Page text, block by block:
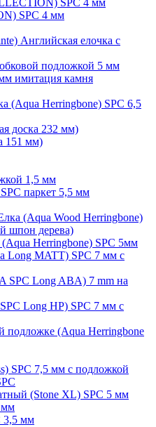
SPC 4 мм
SPC 4 мм
Английская елочка с
подложкой 5 мм
имитация камня
(Aqua Herringbone) SPC 6,5
доска 232 мм)
151 мм)
1,5 мм
паркет 5,5 мм
(Aqua Wood Herringbone)
шпон дерева)
Herringbone) SPC 5мм
Long MATT) SPC 7 мм с
Long ABA) 7 mm на
Long HP) SPC 7 мм с
подложке (Aqua Herringbone
SPC 7,5 мм с подложкой
(Stone XL) SPC 5 мм
мм
3,5 мм